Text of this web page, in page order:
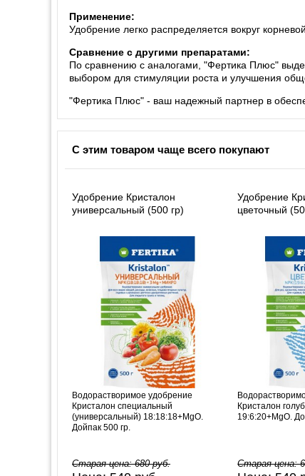
Применение:
Удобрение легко распределяется вокруг
Сравнение с другими препаратами:
По сравнению с аналогами, "Фертика Плюс"
выбором для стимуляции роста и улучшения
"Фертика Плюс" - ваш надежный партнер в
С этим товаром чаще всего покупают
Удобрение Кристалон
универсальный (500 гр)
Водорастворимое удобрение
Кристалон специальный
(универсальный) 18:18:18+MgO.
Дойпак 500 гр.
Старая цена:680руб.
Удобрение
цветочный
Кристалон
19:6:20+MgO.
Старая цена: